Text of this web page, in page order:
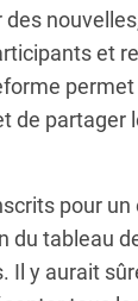
et
de partager
pour
du tableau
Il y aurait